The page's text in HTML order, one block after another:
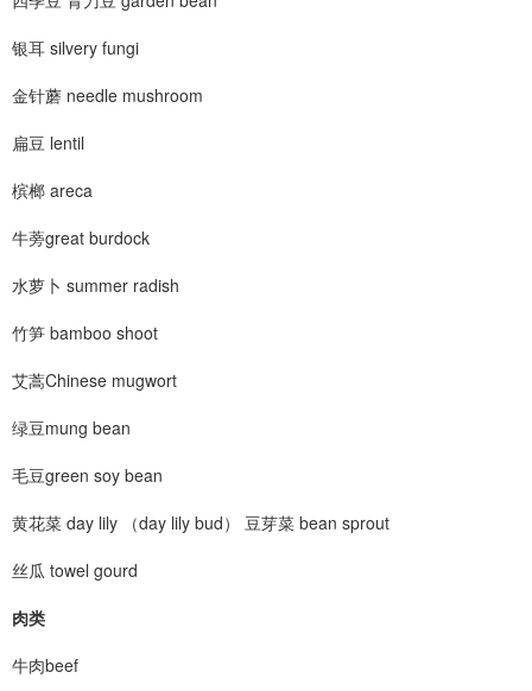
银耳 silvery fungi
金针蘑 needle mushroom
扁豆 lentil
槟榔 areca
牛蒡great burdock
水萝卜 summer radish
竹笋 bamboo shoot
艾蒿Chinese mugwort
绿豆mung bean
毛豆green soy bean
黄花菜 day lily （day lily bud） 豆芽菜 bean sprout
丝瓜 towel gourd
肉类
牛肉beef